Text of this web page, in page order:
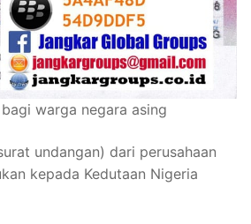
warga negara asing
undangan) dari perusahaan
kepada Kedutaan Nigeria